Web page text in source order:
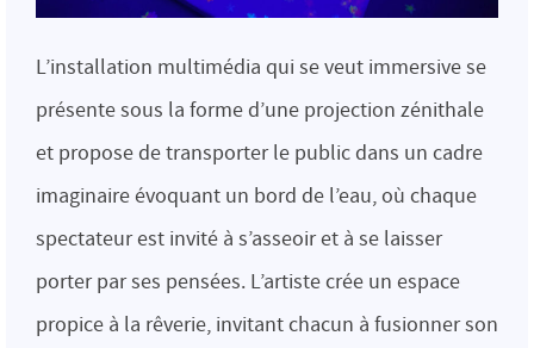
L’installation multimédia qui se veut immersive se
présente sous la forme d’une projection zénithale
et propose de transporter le public dans un cadre
imaginaire évoquant un bord de l’eau, où chaque
spectateur est invité à s’asseoir et à se laisser
porter par ses pensées. L’artiste crée un espace
propice à la rêverie, invitant chacun à fusionner son